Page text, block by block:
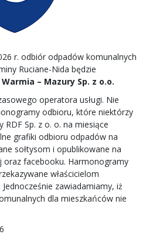
r. odbiór odpadów komunalnych
Ruciane-Nida będzie
– Mazury Sp. z o.o.
operatora usługi. Nie
odbioru, które niektórzy
Sp. z o. o. na miesiące
grafiki odbioru odpadów na
sołtysom i opublikowane na
facebooku. Harmonogramy
właścicielom
zawiadamiamy, iż
dla mieszkańców nie